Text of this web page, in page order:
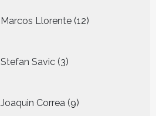
Marcos Llorente 12
producten
Stefan Savic 3
producten
Joaquin Correa 9
producten